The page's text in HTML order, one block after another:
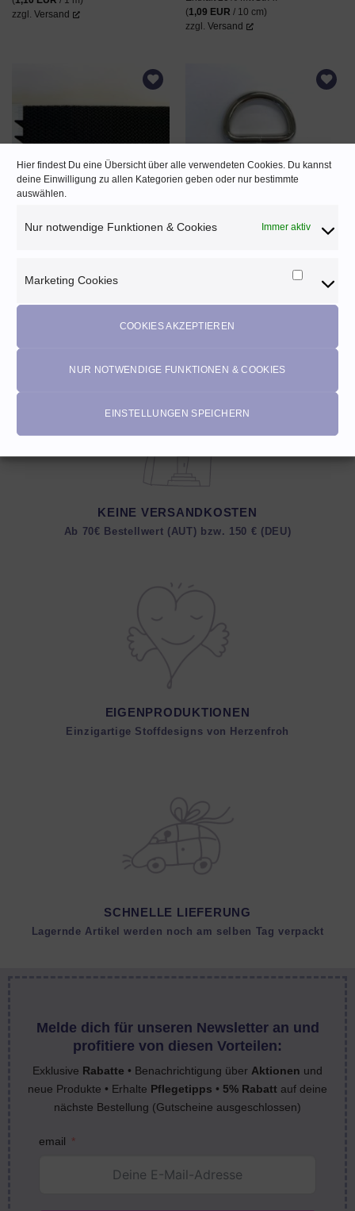
Hier findest Du eine Übersicht über alle verwendeten Cookies. Du kannst
deine Einwilligung zu allen Kategorien geben oder nur bestimmte
auswählen.
Nur notwendige Funktionen & Cookies Immer aktiv
Marketing Cookies
Cookies
COOKIES AKZEPTIEREN
NUR NOTWENDIGE FUNKTIONEN & COOKIES
EINSTELLUNGEN SPEICHERN
zzgl. Versand
(1,09 EUR / 10 cm)
zzgl. Versand
AUF DEN
Gurtband 25 mm ♡ schwarz
0,80EUR/ 1 m)
AUF DEN
KEINE VERSANDKOSTEN
Ab 70€ Bestellwert (AUT) bzw. 150 € (DEU)
EIGENPRODUKTIONEN
Einzigartige Stoffdesigns von Herzenfroh
SCHNELLE LIEFERUNG
Lagernde Artikel werden noch am selben Tag verpackt
Melde dich für unseren Newsletter an und
profitiere von diesen Vorteilen:
Exklusive Rabatte • Benachrichtigung über Aktionen und
neue Produkte • Erhalte Pflegetipps • 5% Rabatt auf deine
nächste Bestellung (Gutscheine ausgeschlossen)
email